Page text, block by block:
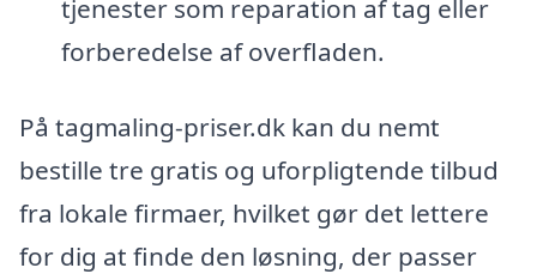
tjenester som reparation af tag eller
forberedelse af overfladen.
På tagmaling-priser.dk kan du nemt
bestille tre gratis og uforpligtende tilbud
fra lokale firmaer, hvilket gør det lettere
for dig at finde den løsning, der passer